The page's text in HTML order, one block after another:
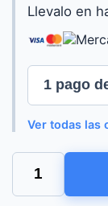
Llevalo en
Ver todas las
NOT
LENOVO
THINKBOOK